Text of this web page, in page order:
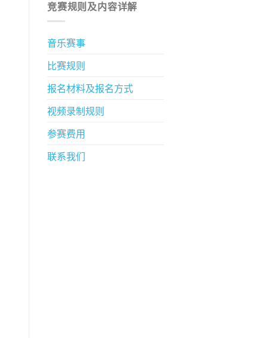
竞赛规则及内容详解
音乐赛事
比赛规则
报名材料及报名方式
视频录制规则
参赛费用
联系我们